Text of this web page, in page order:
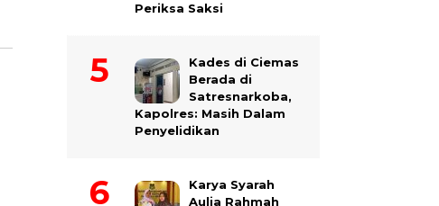
Periksa Saksi
Kades di Ciemas
Berada di
Satresnarkoba,
Kapolres: Masih Dalam
Penyelidikan
Karya Syarah
Aulia Rahmah